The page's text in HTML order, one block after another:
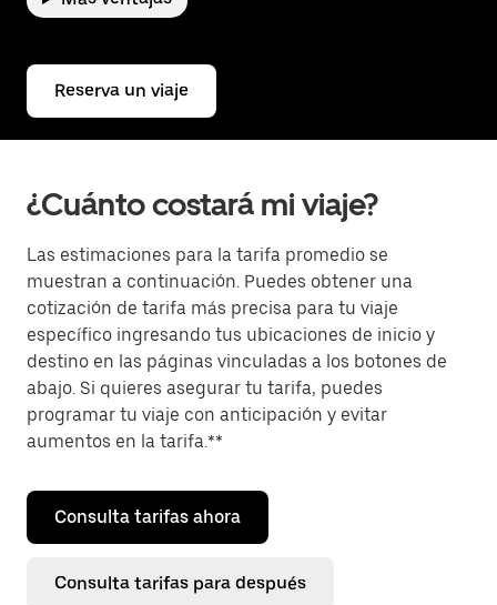
Reserva un viaje
¿Cuánto costará mi viaje?
Las estimaciones para la tarifa promedio se
muestran a continuación. Puedes obtener una
cotización de tarifa más precisa para tu viaje
específico ingresando tus ubicaciones de inicio y
destino en las páginas vinculadas a los botones de
abajo. Si quieres asegurar tu tarifa, puedes
programar tu viaje con anticipación y evitar
aumentos en la tarifa.**
Consulta tarifas ahora
Consulta tarifas para después